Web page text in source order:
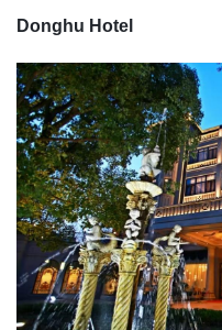
Donghu Hotel